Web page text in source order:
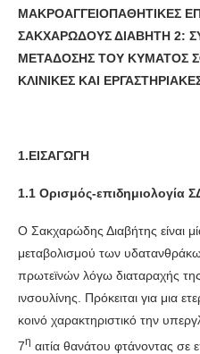
ΜΑΚΡΟΑΓΓΕΙΟΠΑΘΗΤΙΚΕΣ
ΣΑΚΧΑΡΩΔΟΥΣ ΔΙΑΒΗΤΗ 2:
ΜΕΤΑΔΟΣΗΣ ΤΟΥ ΚΥΜΑΤΟΣ
ΚΛΙΝΙΚΕΣ ΚΑΙ
1.ΕΙΣΑΓΩΓΗ
1.1 Ορισμός-επιδημιολογία
Ο Σακχαρώδης Διαβήτης είναι
μεταβολισμού των
πρωτεϊνών λόγω διαταραχής
ινσουλίνης. Πρόκειται για μια
κοινό χαρακτηριστικό την
7η αιτία θανάτου φτάνοντας σε